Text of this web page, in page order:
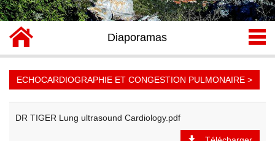
Diaporamas
ECHOCARDIOGRAPHIE ET CONGESTION PULMONAIRE >
DR TIGER Lung ultrasound Cardiology.pdf